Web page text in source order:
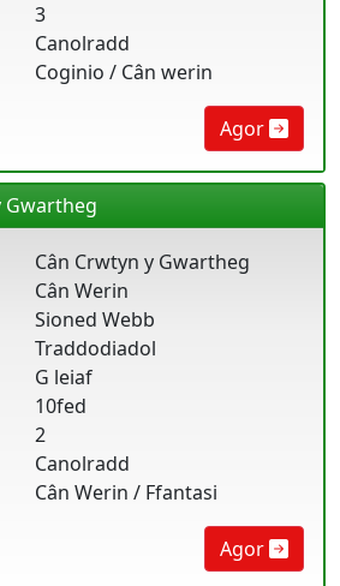
3
Canolradd
Coginio / Cân werin
Agor
Gwartheg
Cân Crwtyn y Gwartheg
Cân Werin
Sioned Webb
Traddodiadol
G leiaf
10fed
2
Canolradd
Cân Werin / Ffantasi
Agor